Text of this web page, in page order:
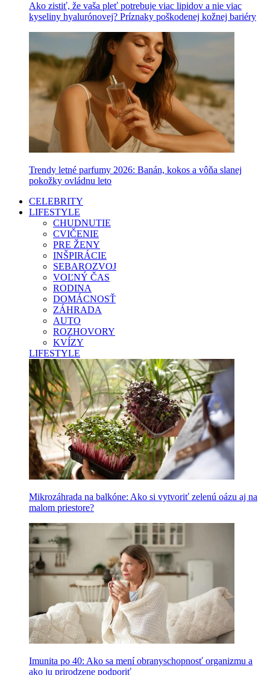
Ako zistiť, že vaša pleť potrebuje viac lipidov a nie viac
kyseliny hyalurónovej? Príznaky poškodenej kožnej bariéry
Trendy letné parfumy 2026: Banán, kokos a vôňa slanej
pokožky ovládnu leto
CELEBRITY
LIFESTYLE
CHUDNUTIE
CVIČENIE
PRE ŽENY
INŠPIRÁCIE
SEBAROZVOJ
VOĽNÝ ČAS
RODINA
DOMÁCNOSŤ
ZÁHRADA
AUTO
ROZHOVORY
KVÍZY
LIFESTYLE
Mikrozáhrada na balkóne: Ako si vytvoriť zelenú oázu aj na
malom priestore?
Imunita po 40: Ako sa mení obranyschopnosť organizmu a
ako ju prirodzene podporiť